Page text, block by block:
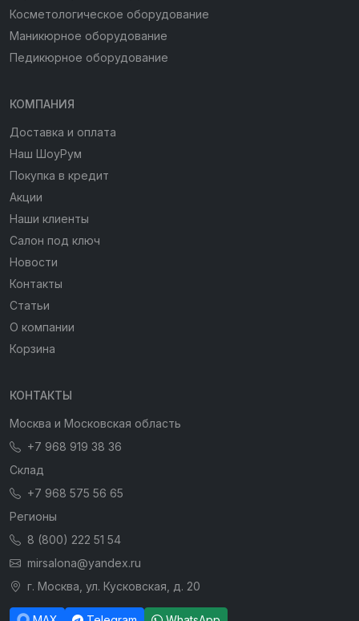
Косметологическое оборудование
Маникюрное оборудование
Педикюрное оборудование
КОМПАНИЯ
Доставка и оплата
Наш ШоуРум
Покупка в кредит
Акции
Наши клиенты
Салон под ключ
Новости
Контакты
Статьи
О компании
Корзина
КОНТАКТЫ
Москва и Московская область
+7 968 919 38 36
Склад
+7 968 575 56 65
Регионы
8 (800) 222 51 54
mirsalona@yandex.ru
г. Москва, ул. Кусковская, д. 20